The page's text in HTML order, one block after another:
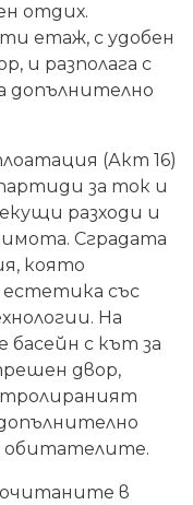
отдих.
етаж, с удобен
и разполага с
допълнително
(Акт 16)
за ток и
разходи и
имота. Сградата
която
естетика със
На
с кът за
двор,
обитателите.
в